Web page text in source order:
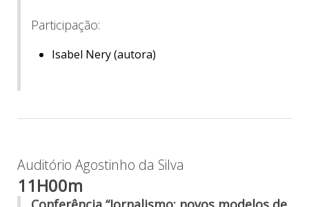
Participação:
Isabel Nery (autora)
Auditório Agostinho da Silva
11H00m